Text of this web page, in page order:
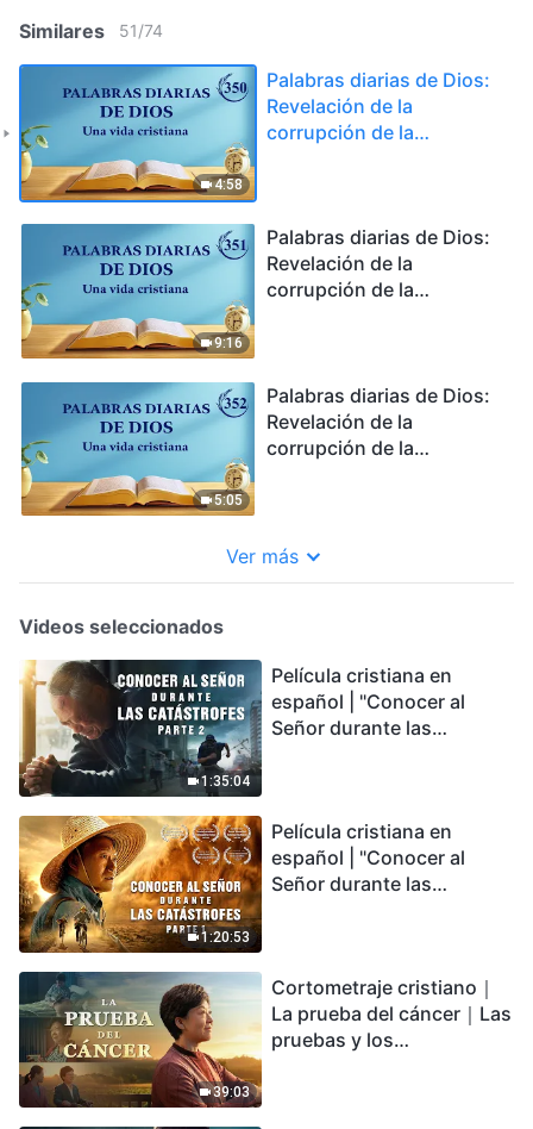
Similares 51/74
4:58
Palabras diarias de Dios:
Revelación de la
corrupción de la
9:16
Palabras diarias de Dios:
Revelación de la
corrupción de la
5:05
Palabras diarias de Dios:
Revelación de la
corrupción de la
Ver más
Videos seleccionados
1:35:04
Película cristiana en
español | "Conocer al
Señor durante las
podemos sobrevivir?
1:20:53
Película cristiana en
español | "Conocer al
Señor durante las
encontrarás refugio?
39:03
Cortometraje cristiano｜
La prueba del cáncer｜Las
pruebas y los